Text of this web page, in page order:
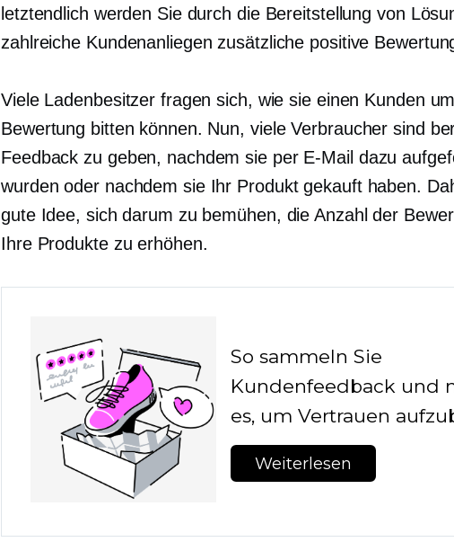
letztendlich werden Sie durch die Bereitstellung von
zahlreiche Kundenanliegen zusätzliche positive
Viele Ladenbesitzer fragen sich, wie sie einen Kunden
Bewertung bitten können. Nun, viele Verbraucher sind
Feedback zu geben, nachdem sie per E-Mail dazu
wurden oder nachdem sie Ihr Produkt gekauft haben.
gute Idee, sich darum zu bemühen, die Anzahl der
Ihre Produkte zu erhöhen.
So sammeln Sie
Kundenfeedback und
es, um Vertrauen
Weiterlesen